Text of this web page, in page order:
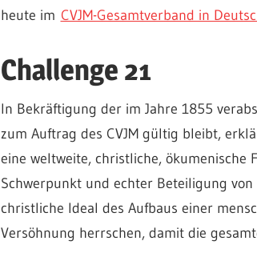
heute im CVJM-Gesamtverband in
Challenge 21
In Bekräftigung der im Jahre 1855
zum Auftrag des CVJM gültig bleibt,
eine weltweite, christliche, ökumenische
Schwerpunkt und echter Beteiligung
christliche Ideal des Aufbaus einer
Versöhnung herrschen, damit die